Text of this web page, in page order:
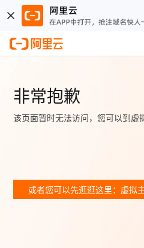
非常抱歉
该页面暂时无法访问，您可以到虚
或者您可以先逛逛这里：虚拟